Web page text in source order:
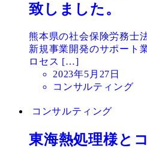
致しました。
熊本県の社会保険労務士
新規事業開発のサポート
ロセス […]
投
稿
2023年5月27日
コンサルティング
コンサルティング
東海熱処理様と